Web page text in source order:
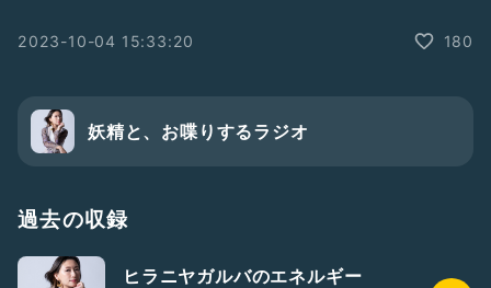
2023-10-04 15:33:20 180
妖精と、お喋りするラジオ
過去の収録
ヒラニヤガルバのエネルギー